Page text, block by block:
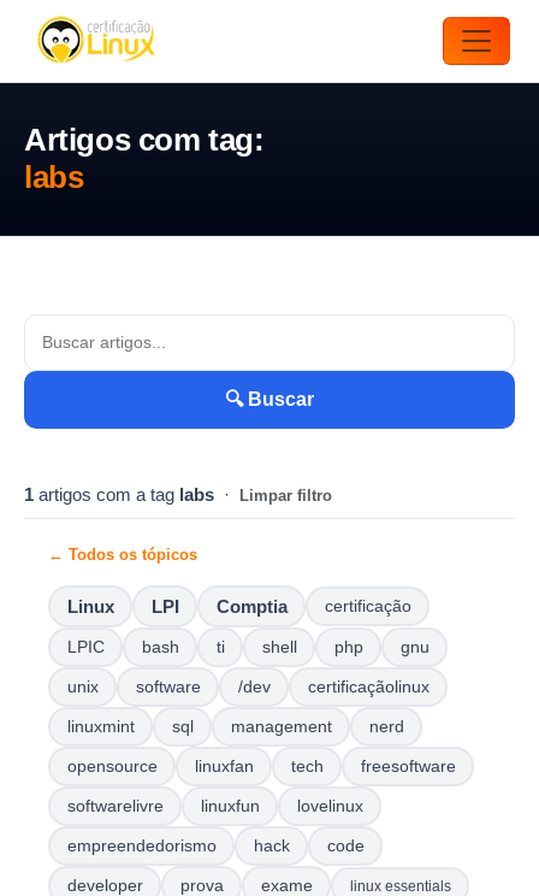
Artigos com tag:
labs
🔍 Buscar
1 artigos com a tag labs · Limpar filtro
← Todos os tópicos
Linux LPI Comptia certificação
LPIC bash ti shell php gnu
unix software /dev certificaçãolinux
linuxmint sql management nerd
opensource linuxfan tech freesoftware
softwarelivre linuxfun lovelinux
empreendedorismo hack code
developer prova exame linux essentials